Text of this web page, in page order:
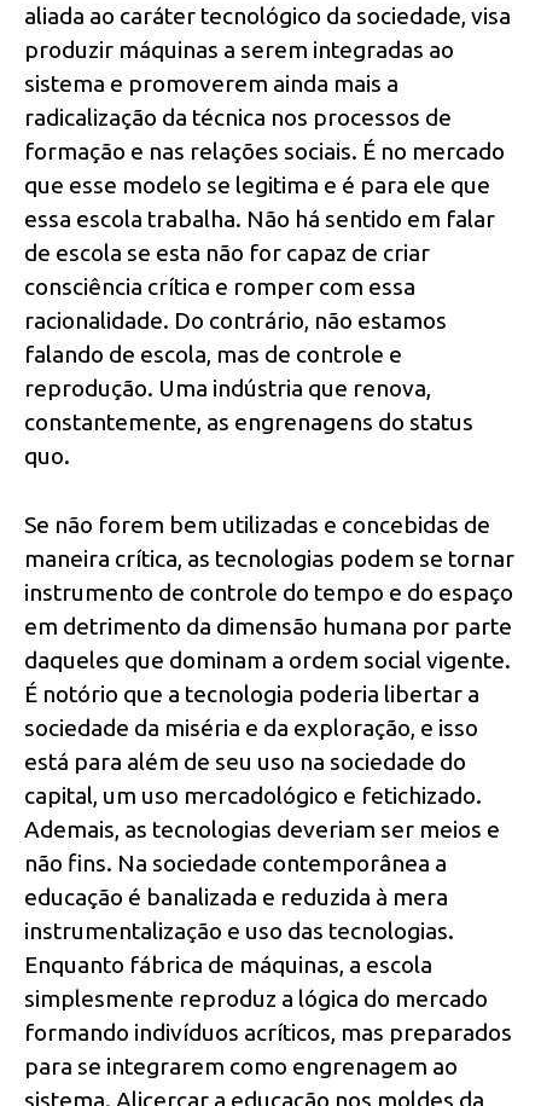
aliada ao caráter tecnológico da sociedade, visa
produzir máquinas a serem integradas ao
sistema e promoverem ainda mais a
radicalização da técnica nos processos de
formação e nas relações sociais. É no mercado
que esse modelo se legitima e é para ele que
essa escola trabalha. Não há sentido em falar
de escola se esta não for capaz de criar
consciência crítica e romper com essa
racionalidade. Do contrário, não estamos
falando de escola, mas de controle e
reprodução. Uma indústria que renova,
constantemente, as engrenagens do status
quo.
Se não forem bem utilizadas e concebidas de
maneira crítica, as tecnologias podem se tornar
instrumento de controle do tempo e do espaço
em detrimento da dimensão humana por parte
daqueles que dominam a ordem social vigente.
É notório que a tecnologia poderia libertar a
sociedade da miséria e da exploração, e isso
está para além de seu uso na sociedade do
capital, um uso mercadológico e fetichizado.
Ademais, as tecnologias deveriam ser meios e
não fins. Na sociedade contemporânea a
educação é banalizada e reduzida à mera
instrumentalização e uso das tecnologias.
Enquanto fábrica de máquinas, a escola
simplesmente reproduz a lógica do mercado
formando indivíduos acríticos, mas preparados
para se integrarem como engrenagem ao
sistema. Alicerçar a educação nos moldes da